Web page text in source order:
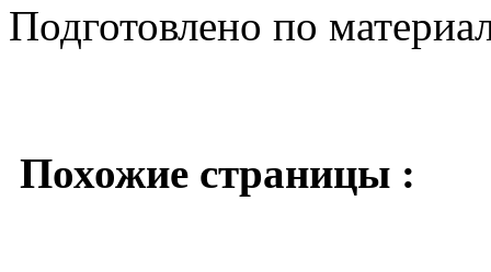
Подготовлено по
Похожие страницы :